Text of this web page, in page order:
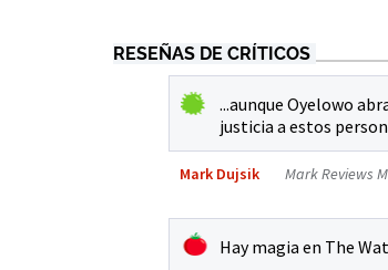
RESEÑAS DE CRÍTICOS
...aunque Oyelowo
justicia a estos
Mark Dujsik Mark Reviews
Hay magia en The